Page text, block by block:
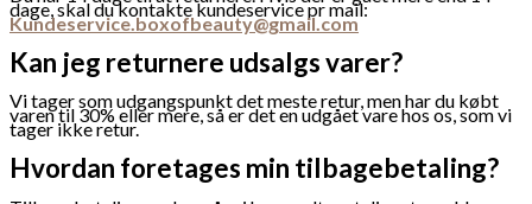
dage, skal du kontakte kundeservice pr mail:
Kundeservice.boxofbeauty@gmail.com
Kan jeg returnere udsalgs varer?
Vi tager som udgangspunkt det meste retur, men har du købt
varen til 30% eller mere, så er det en udgået vare hos os, som vi
tager ikke retur.
Hvordan foretages min tilbagebetaling?